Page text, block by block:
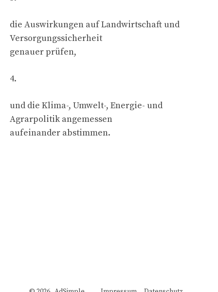
die Auswirkungen auf Landwirtschaft und
Versorgungssicherheit
genauer prüfen,
4.
und die Klima-, Umwelt-, Energie- und
Agrarpolitik angemessen
aufeinander abstimmen.